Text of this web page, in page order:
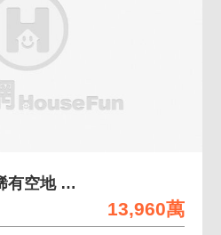
13,960萬
北市稀有捷運鄰地 稀有空地 離捷運站近